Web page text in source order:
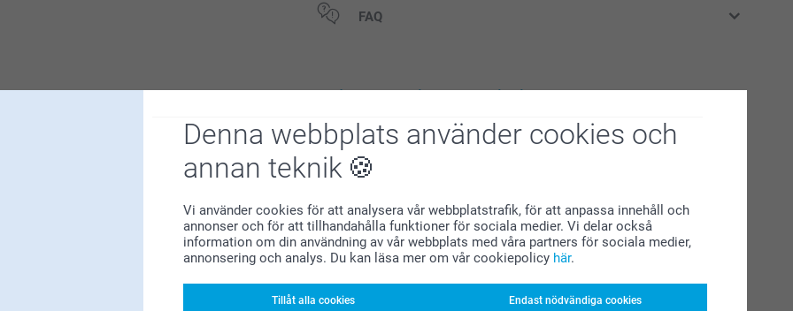
Denna webbplats använder cookies och
annan teknik
Vi använder cookies för att analysera vår webbplatstrafik, för att anpassa innehåll och
annonser och för att tillhandahålla funktioner för sociala medier. Vi delar också
information om din användning av vår webbplats med våra partners för sociala medier,
annonsering och analys. Du kan läsa mer om vår cookiepolicy här.
Tillåt alla cookies Endast nödvändiga cookies
Alla priser är i svenska kronor (SEK), inklusive moms och exklusive porto.
FAQ
197
27
Relaterade produkter
Värmeljushållare
5 varianter
Från 169,00
(92 omdömen)
Fotoblock i trä
(17 omdömen)
Badcape baby
289,00
(7 omdömen)
Gosedjur
7 varianter